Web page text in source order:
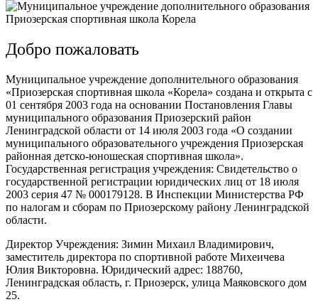
Добро пожаловать
Муниципальное учреждение дополнительного образования
«Приозерская спортивная школа «Корела» создана и открыта с
01 сентября 2003 года на основании Постановления Главы
муниципального образования Приозерский район
Ленинградской области от 14 июля 2003 года «О создании
муниципального образовательного учреждения Приозерская
районная детско-юношеская спортивная школа».
Государственная регистрация учреждения: Свидетельство о
государственной регистрации юридических лиц от 18 июля
2003 серия 47 № 000179128. В Инспекции Министерства РФ
по налогам и сборам по Приозерскому району Ленинградской
области.
Директор Учреждения: Зимин Михаил Владимирович,
заместитель директора по спортивной работе Михеичева
Юлия Викторовна. Юридический адрес: 188760,
Ленинградская область, г. Приозерск, улица Маяковского дом
25.